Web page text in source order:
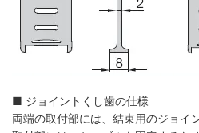
■ ジョイントくし歯の仕様
両端の取付部には、結束用のジョイ